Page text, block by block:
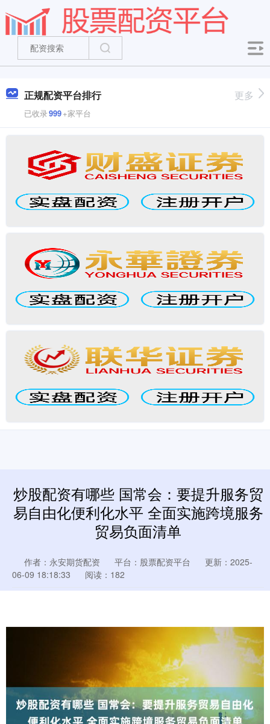
正规配资平台排行
已收录999+家平台
更多
炒股配资有哪些 国常会：要提升服务贸
易自由化便利化水平 全面实施跨境服务
贸易负面清单
作者：永安期货配资 平台：股票配资平台
更新：2025-
06-09 18:18:33
阅读：182